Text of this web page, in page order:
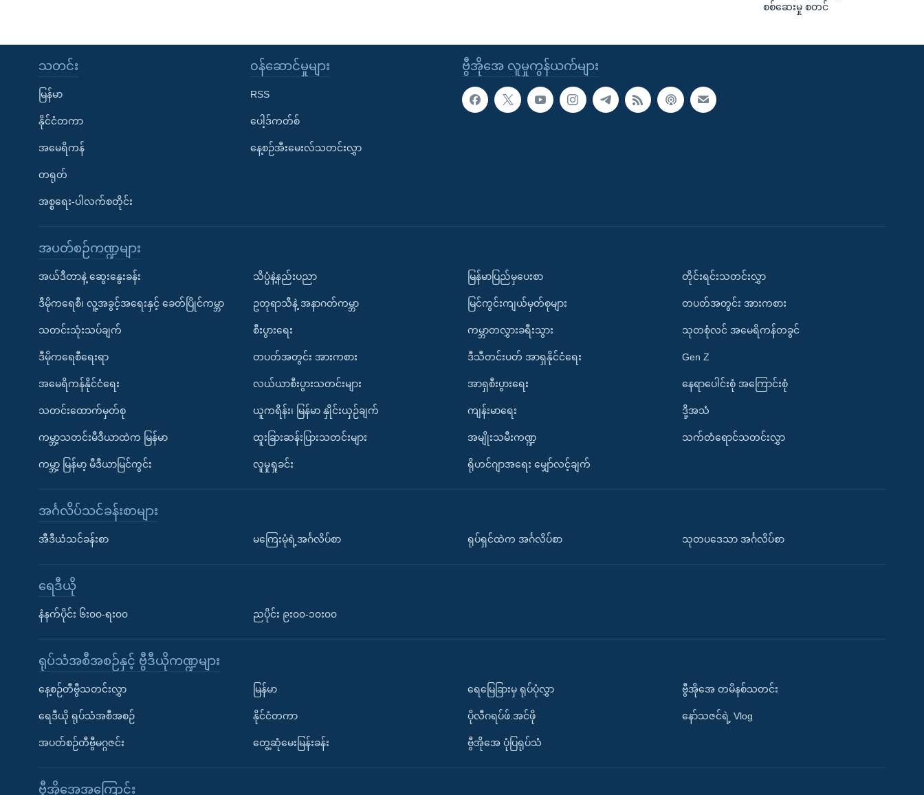
စစ်ဆေးမှု စတင်
ဗွီအိုအေ လူမှုကွန်ယက်များ
သတင်း
မြန်မာ
နိုင်ငံတကာ
အမေရိကန်
တရုတ်
အစ္စရေး-ပါလက်စတိုင်း
၀န်ဆောင်မှုများ
RSS
ပေါ့ဒ်ကတ်စ်
နေ့စဉ်အီးမေးလ်သတင်းလွှာ
အပတ်စဉ်ကဏ္ဍများ
အယ်ဒီတာနဲ့ ဆွေးနွေးခန်း
ဒီမိုကရေစီ၊ လူ့အခွင့်အရေးနှင့် ခေတ်ပြိုင်ကမ္ဘာ
သတင်းသုံးသပ်ချက်
ဒီမိုကရေစီရေးရာ
အမေရိကန်နိုင်ငံရေး
သတင်းထောက်မှတ်စု
ကမ္ဘာ့သတင်းမီဒီယာထဲက မြန်မာ
ကမ္ဘာ့ မြန်မာ့ မီဒီယာမြင်ကွင်း
သိပ္ပံနဲ့နည်းပညာ
ဥတုရာသီနဲ့ အနာဂတ်ကမ္ဘာ
စီးပွားရေး
တပတ်အတွင်း အားကစား
လယ်ယာစီးပွားသတင်းများ
ယူကရိန်း၊ မြန်မာ နှိုင်းယှဉ်ချက်
ထူးခြားဆန်းပြားသတင်းများ
လူမှုရှုခင်း
မြန်မာပြည်မှပေးစာ
မြင်ကွင်းကျယ်မှတ်စုများ
ကမ္ဘာတလွှားခရီးသွား
ဒီသီတင်းပတ် အာရှနိုင်ငံရေး
အာရှစီးပွားရေး
ကျန်းမာရေး
အမျိုးသမီးကဏ္ဍ
ရိုဟင်ဂျာအရေး မျှော်လင့်ချက်
တိုင်းရင်းသတင်းလွှာ
တပတ်အတွင်း အားကစား
သုတစုံလင် အမေရိကန်တခွင်
Gen Z
နေရာပေါင်းစုံ အကြောင်းစုံ
ဒို့အသံ
သက်တံရောင်သတင်းလွှာ
အင်္ဂလိပ်သင်ခန်းစာများ
အီဒီယံသင်ခန်းစာ မကြေးမုံရဲ့အင်္ဂလိပ်စာ ရုပ်ရှင်ထဲက အင်္ဂလိပ်စာ သုတပဒေသာ အင်္ဂလိပ်စာ
ရေဒီယို
နံနက်ပိုင်း ၆း၀၀-ရး၀၀ ညပိုင်း ၉း၀၀-၁၀း၀၀
ရုပ်သံအစီအစဉ်နှင့် ဗွီဒီယိုကဏ္ဍများ
နေ့စဉ်တီဗွီသတင်းလွှာ
ရေဒီယို ရုပ်သံအစီအစဉ်
အပတ်စဉ်တီဗွီမဂ္ဂဇင်း
မြန်မာ
နိုင်ငံတကာ
တွေ့ဆုံမေးမြန်းခန်း
ရေမြေခြားမှ ရုပ်ပုံလွှာ
ပိုလီဂရပ်ဖ်.အင်ဖို
ဗွီအိုအေ ပုံပြရုပ်သံ
ဗွီအိုအေ တမိနစ်သတင်း
နော်သဇင်ရဲ့ Vlog
ဗွီအိုအေအကြောင်း